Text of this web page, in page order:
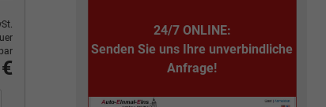
drucken
drucken, parken oder vergleichen
24/7 ONLINE:
Senden Sie uns Ihre unverbindliche
Anfrage!